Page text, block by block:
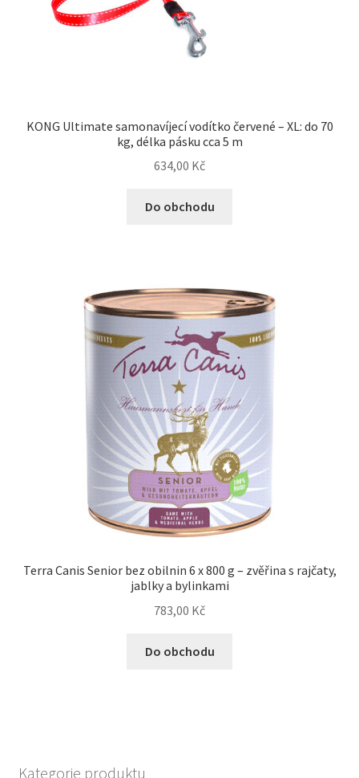
KONG Ultimate samonavíjecí vodítko červené – XL: do 70
kg, délka pásku cca 5 m
634,00 Kč
Do obchodu
Terra Canis Senior bez obilnin 6 x 800 g – zvěřina s rajčaty,
jablky a bylinkami
783,00 Kč
Do obchodu
Kategorie produktu